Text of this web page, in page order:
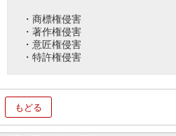
・商標権侵害
・著作権侵害
・意匠権侵害
・特許権侵害
もどる